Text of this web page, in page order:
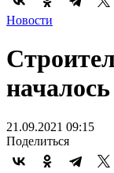
Новости
21.09.2021 09:15
Поделиться